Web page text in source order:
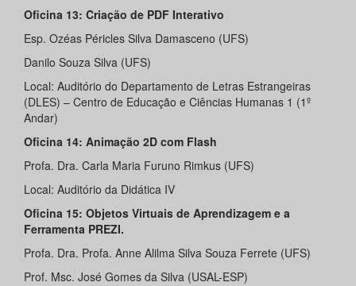
Oficina 13: Criação de PDF Interativo
Esp. Ozéas Péricles Silva Damasceno (UFS)
Danilo Souza Silva (UFS)
Local: Auditório do Departamento de Letras Estrangeiras
(DLES) – Centro de Educação e Ciências Humanas 1 (1º
Andar)
Oficina 14: Animação 2D com Flash
Profa. Dra. Carla Maria Furuno Rimkus (UFS)
Local: Auditório da Didática IV
Oficina 15: Objetos Virtuais de Aprendizagem e a
Ferramenta PREZI.
Profa. Dra. Profa. Anne Alilma Silva Souza Ferrete (UFS)
Prof. Msc. José Gomes da Silva (USAL-ESP)